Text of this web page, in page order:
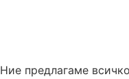
Ние предлагаме